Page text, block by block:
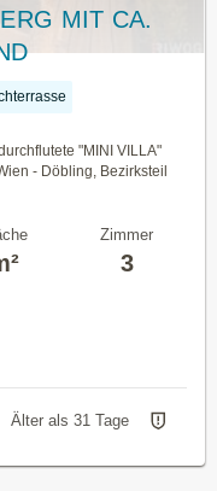
MIT CA.
AUF DIE CITY
"MINI VILLA"
- Döbling, Bezirksteil
Zimmer
3
Älter als 31 Tage